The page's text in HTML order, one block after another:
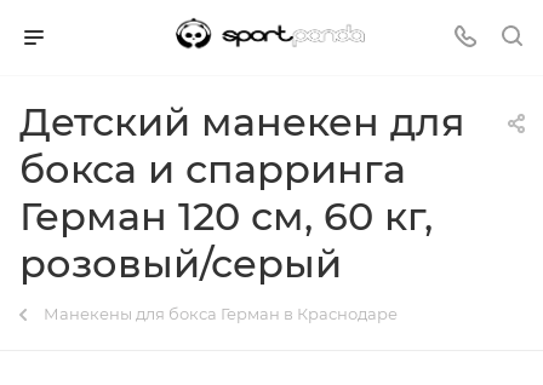
Детский манекен для
бокса и спарринга
Герман 120 см, 60 кг,
розовый/серый
Манекены для бокса Герман в Краснодаре